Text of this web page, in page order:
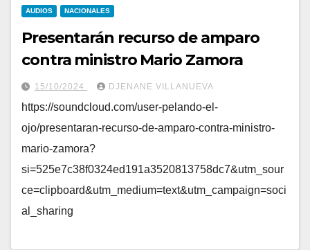
AUDIOS NACIONALES
Presentarán recurso de amparo
contra ministro Mario Zamora
15/10/2024 DJENANE VILLANUEVA
https://soundcloud.com/user-pelando-el-
ojo/presentaran-recurso-de-amparo-contra-ministro-
mario-zamora?
si=525e7c38f0324ed191a3520813758dc7&utm_sour
ce=clipboard&utm_medium=text&utm_campaign=soci
al_sharing